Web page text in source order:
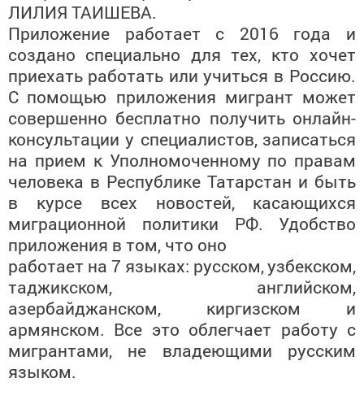
ЛИЛИЯ ТАИШЕВА.
Приложение работает с 2016 года и
создано специально для тех, кто хочет
приехать работать или учиться в Россию.
С помощью приложения мигрант может
совершенно бесплатно получить онлайн-
консультации у специалистов, записаться
на прием к Уполномоченному по правам
человека в Республике Татарстан и быть
в курсе всех новостей,
касающихся
миграционной политики РФ.
Удобство
приложения в том, что оно
работает на 7 языках: русском,узбекском,
таджикском, английском,
азербайджанском, киргизском и
армянском. Все это облегчает работу с
мигрантами, не владеющими русским
языком.